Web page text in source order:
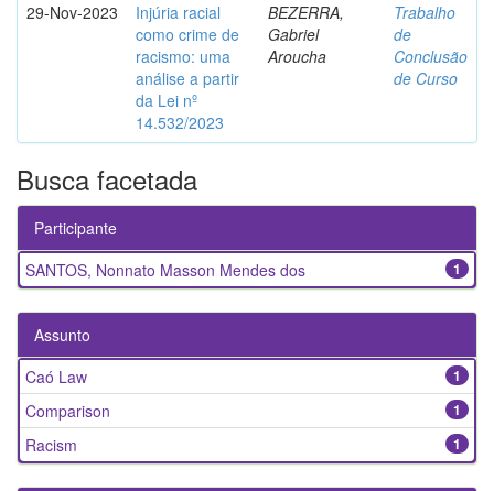
29-Nov-2023
Injúria racial
como crime de
racismo: uma
análise a partir
da Lei nº
14.532/2023
BEZERRA,
Gabriel
Aroucha
Trabalho
de
Conclusão
de Curso
Busca facetada
Participante
1
SANTOS, Nonnato Masson Mendes dos
Assunto
1
Caó Law
1
Comparison
1
Racism